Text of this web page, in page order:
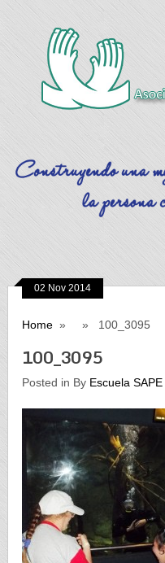
02 Nov 2014
Home » » 100_3095
100_3095
Posted in By Escuela SAPE